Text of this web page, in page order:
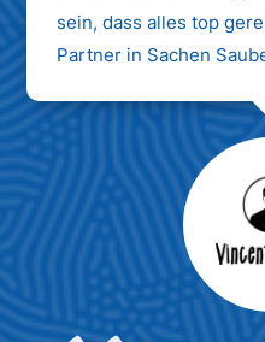
sein, dass alles top
Partner in Sachen
Max